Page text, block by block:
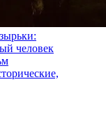
человек